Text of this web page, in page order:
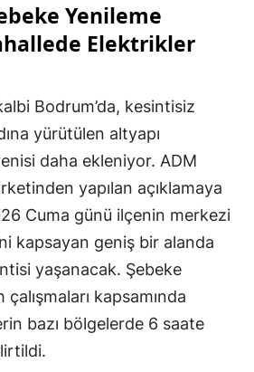
Yenileme
Elektrikler
Bodrum’da, kesintisiz
yürütülen altyapı
daha ekleniyor. ADM
yapılan açıklamaya
Cuma günü ilçenin merkezi
kapsayan geniş bir alanda
yaşanacak. Şebeke
kapsamında
bazı bölgelerde 6 saate